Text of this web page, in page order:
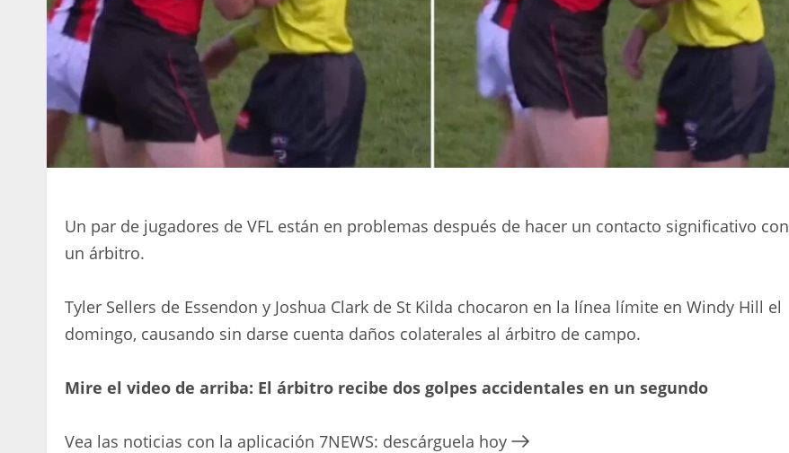
Un par de jugadores de VFL están en problemas después de hacer un contacto significativo con
un árbitro.
Tyler Sellers de Essendon y Joshua Clark de St Kilda chocaron en la línea límite en Windy Hill el
domingo, causando sin darse cuenta daños colaterales al árbitro de campo.
Mire el video de arriba: El árbitro recibe dos golpes accidentales en un segundo
Vea las noticias con la aplicación 7NEWS: descárguela hoy